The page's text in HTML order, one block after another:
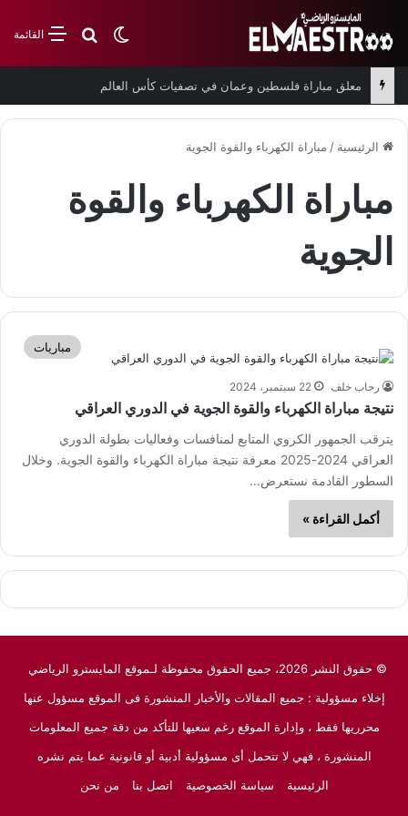
القائمةبحث عن
الوضع المظلم
معلق مباراة فلسطين وعمان في تصفيات كأس العالم
الرئيسية / مباراة الكهرباء والقوة الجوية
مباراة الكهرباء والقوة
الجوية
مباريات
رحاب خلف 22 سبتمبر، 2024
نتيجة مباراة الكهرباء والقوة الجوية في الدوري العراقي
يترقب الجمهور الكروي المتابع لمنافسات وفعاليات بطولة الدوري
العراقي 2024-2025 معرفة نتيجة مباراة الكهرباء والقوة الجوية. وخلال
السطور القادمة نستعرض…
أكمل القراءة »
© حقوق النشر 2026، جميع الحقوق محفوظة لـموقع المايسترو الرياضي
إخلاء مسؤولية : جميع المقالات والأخبار المنشورة فى الموقع مسؤول عنها
محرريها فقط ، وإدارة الموقع رغم سعيها للتأكد من دقة جميع المعلومات
المنشورة ، فهي لا تتحمل أى مسؤولية أدبية أو قانونية عما يتم نشره
الرئيسية
سياسة الخصوصية اتصل بنا من نحن